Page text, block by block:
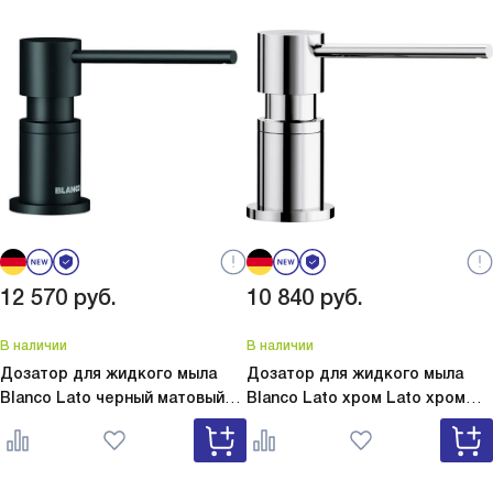
12 570 руб.
В наличии
Дозатор для жидкого мыла
Blanco Lato черный матовый
Lato черный матовый 525789
10 840 руб.
В наличии
Дозатор для жидкого мыла
Blanco Lato хром Lato хром